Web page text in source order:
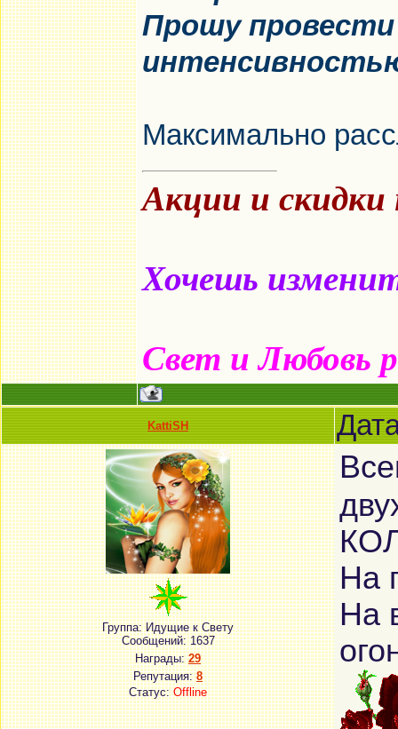
Прошу
Максимально
Акции и
Хочешь
Свет и Любовь
KattiSH
Группа: Идущие к Свету
Сообщений:1637
Награды:29
Репутация:8
Статус:Offline
На
На